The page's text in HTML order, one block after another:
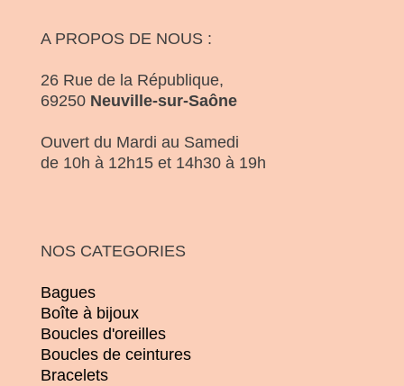
A PROPOS DE NOUS :
26 Rue de la République,
69250 Neuville-sur-Saône
Ouvert du Mardi au Samedi
de 10h à 12h15 et 14h30 à 19h
NOS CATEGORIES
Bagues
Boîte à bijoux
Boucles d'oreilles
Boucles de ceintures
Bracelets